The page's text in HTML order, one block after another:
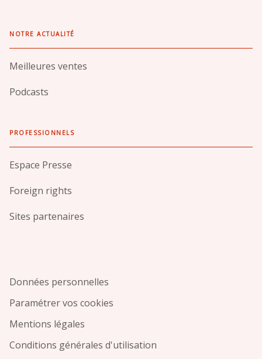
NOTRE ACTUALITÉ
Meilleures ventes
Podcasts
PROFESSIONNELS
Espace Presse
Foreign rights
Sites partenaires
Données personnelles
Paramétrer vos cookies
Mentions légales
Conditions générales d'utilisation